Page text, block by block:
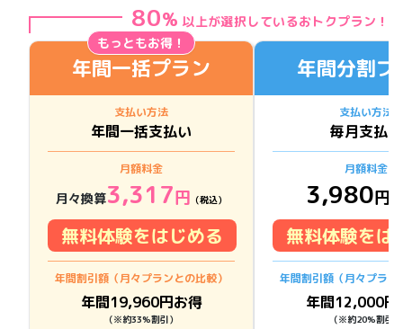
80% 以上が選択しているおトクプラン！
もっともお得！
年間一括プラン
支払い方法
年間一括支払い
月額料金
月々換算3,317円 （税込）
無料体験をはじめる
年間割引額（月々プランとの比較）
年間19,960円お得
（※約33%割引）
年間分割プ
支払い方法
毎月支払い
月額料金
3,980円
無料体験をは
年間割引額（月々プラン
年間12,000円
（※約20%割引）